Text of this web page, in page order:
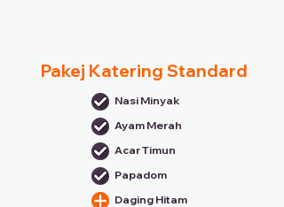
Pakej Katering Standard
Nasi Minyak
Ayam Merah
Acar Timun
Papadom
Daging Hitam